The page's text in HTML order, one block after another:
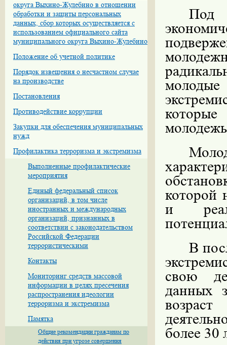
округа Выхино-Жулебино в отношении
обработки и защиты персональных
данных, сбор которых осуществляется с
использованием официального сайта
муниципального округа Выхино-Жулебино
Положение об учетной политике
Порядок извещения о несчастном случае
на производстве
Постановления
Противодействие коррупции
Закупки для обеспечения муниципальных
нужд
Профилактика терроризма и экстремизма
Выполненные профилактические
мероприятия
Единый федеральный список
организаций, в том числе
иностранных и международных
организаций, признанных в
соответствии с законодательством
Российской Федерации
террористическими
Контакты
Мониторинг средств массовой
информации в целях пресечения
распространения идеологии
терроризма и экстремизма
Памятка
Общие рекомендации гражданам по
действия при угрозе совершения
Под
которой
и
В
свою
данных
более 30